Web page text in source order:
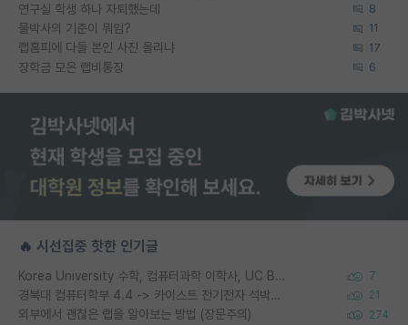
연구실 학생 하나 자퇴했는데 8
물박사의 기준이 뭐임? 11
랩홈피에 다들 본인 사진 올리냐 17
장학금 모은 랩비통장 6
🔥 시선집중 핫한 인기글
Korea University 수학, 컴퓨터과학 이학사, UC Berkeley 산업공학 대학원 공학박사가 되는 것은 쉽지 않겠죠? 7
경북대 컴퓨터학부 4.4 -> 카이스트 전기전자 석박사통합과정 합격 21
외부에서 괜찮은 랩을 알아보는 방법 (장문주의) 274